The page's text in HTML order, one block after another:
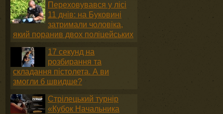
Переховувався у лісі
11 днів: на Буковині
затримали чоловіка,
який поранив двох поліцейських
17 секунд на
розбирання та
складання пістолета. А ви
змогли б швидше?
Стрілецький турнір
«Кубок Начальника